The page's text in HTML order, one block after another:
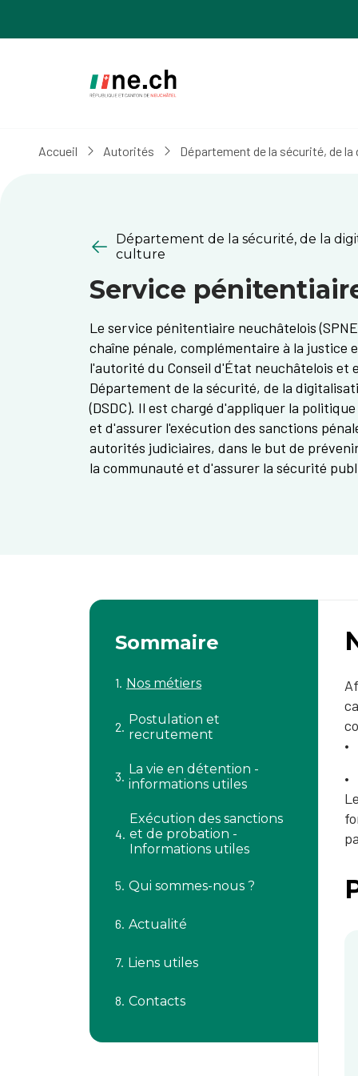
Accueil Autorités Département de la sécurité, de
Département de la sécurité, de la
culture
Service
​​​​​​​​​Le service pénitentiaire neuchâtelois
chaîne pénale, complémentaire à la justice
l'autorité du Conseil d'État neuchâtelois et
Département de la sécurité, de la
(DSDC). Il est chargé d'appliquer la
et d'assurer l'exécution des sanctions
autorités judiciaires, dans le but de
la communauté et d'assurer la sécurité
Sommaire
Nos métiers
Postulation et
recrutement
La vie en détention -
informations utiles
Exécution des sanctions
et de probation -
Informations utiles
Qui sommes-nous ?
Actualité
Liens utiles
Contacts